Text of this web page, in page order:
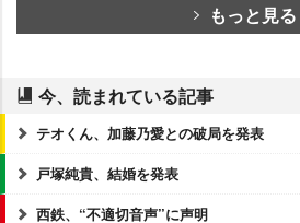
もっと見る
今、読まれている記事
テオくん、加藤乃愛との破局を発表
戸塚純貴、結婚を発表
西鉄、“不適切音声”に声明